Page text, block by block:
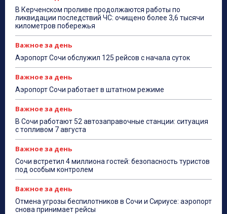
В Керченском проливе продолжаются работы по
ликвидации последствий ЧС: очищено более 3,6 тысячи
километров побережья
Важное за день
Аэропорт Сочи обслужил 125 рейсов с начала суток
Важное за день
Аэропорт Сочи работает в штатном режиме
Важное за день
В Сочи работают 52 автозаправочные станции: ситуация
с топливом 7 августа
Важное за день
Сочи встретил 4 миллиона гостей: безопасность туристов
под особым контролем
Важное за день
Отмена угрозы беспилотников в Сочи и Сириусе: аэропорт
снова принимает рейсы